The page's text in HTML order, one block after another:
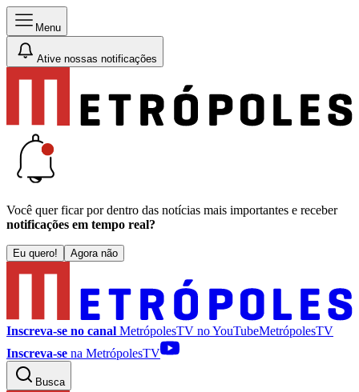
Menu
Ative nossas notificações
Você quer ficar por dentro das notícias mais importantes e receber
notificações em tempo real?
Eu quero! Agora não
Inscreva-se no canal MetrópolesTV noYouTubeMetrópolesTV
Inscreva-se na MetrópolesTV
Busca